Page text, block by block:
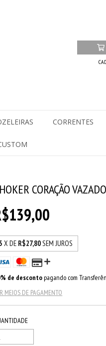
CORRENTES
CORAÇÃO VAZADO
X DE R$27,80SEM JUROS
de descontopagando com
MEIOS DE PAGAMENTO